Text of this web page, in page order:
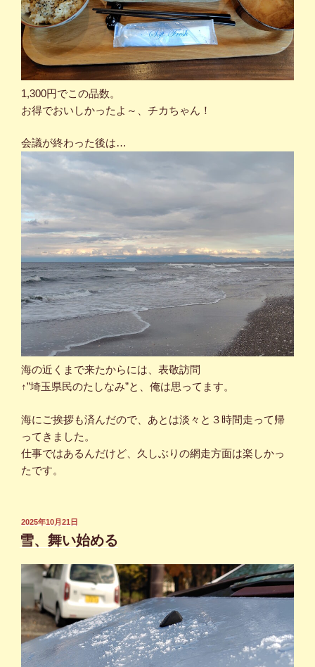
1,300円でこの品数。
お得でおいしかったよ～、チカちゃん！
会議が終わった後は…
海の近くまで来たからには、表敬訪問
↑”埼玉県民のたしなみ”と、俺は思ってます。
海にご挨拶も済んだので、あとは淡々と３時間走って帰
ってきました。
仕事ではあるんだけど、久しぶりの網走方面は楽しかっ
たです。
投
稿
日:
2025年10月21日
雪、舞い始める